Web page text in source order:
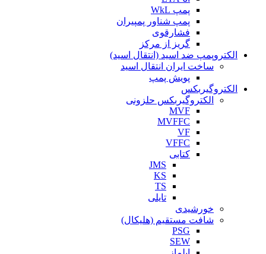
پمپ WkL
پمپ شناور پمپیران
فشارقوی
گریز از مرکز
الکتروپمپ ضد اسید (انتقال اسید)
ساخت ایران انتقال اسید
پویش پمپ
الکتروگیربکس
الکتروگیربکس حلزونی
MVF
MVFFC
VF
VFFC
کتابی
JMS
KS
TS
تایلی
خورشیدی
شافت مستقیم (هلیکال)
PSG
SEW